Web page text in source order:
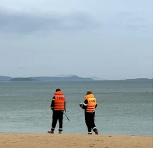
gập
smartphone có thể gập